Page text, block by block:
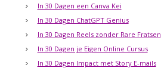
In 30 Dagen een Canva Kei
In 30 Dagen ChatGPT Genius
In 30 Dagen Reels zonder Rare Fratsen
In 30 Dagen je Eigen Online Cursus
In 30 Dagen Impact met Story E-mails